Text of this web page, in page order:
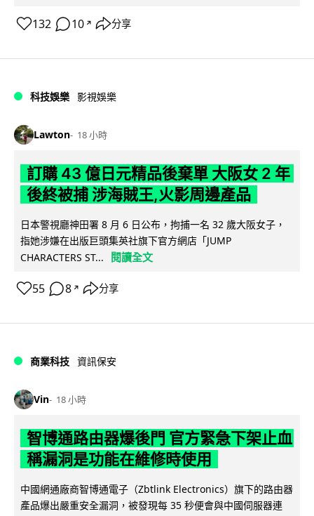
132 10 ↗ 分享
科技娛樂 影視娛樂
Lawton 18 小時
訂購 43 億日元精品後棄單 大阪女 2 年
後終被捕 涉海賊王,火影周邊產品
日本警視廳神田署 8 月 6 日公布，拘捕一名 32 歲大阪女子，
指她涉嫌在出版巨頭集英社旗下官方網店「JUMP
CHARACTERS ST...
閱讀全文
55 8 ↗ 分享
商業科技 資訊保安
Vin 18 小時
智博通路由器爆後門 官方緊急下架止血
稱漏洞是功能在維修時使用
中國網通廠商智博通電子（Zbtlink Electronics）旗下的路由器
產品爆出嚴重安全漏洞，被發現每 35 秒便會與中國伺服器連